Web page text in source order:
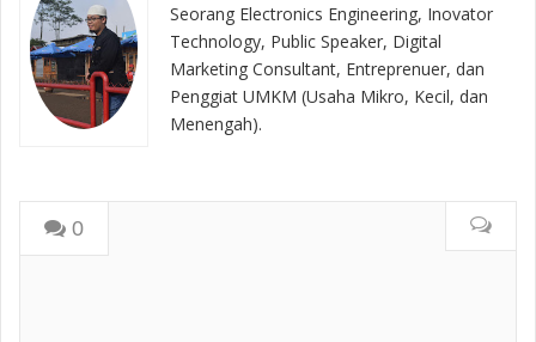
Seorang Electronics Engineering, Inovator
Technology, Public Speaker, Digital
Marketing Consultant, Entreprenuer, dan
Penggiat UMKM (Usaha Mikro, Kecil, dan
Menengah).
0